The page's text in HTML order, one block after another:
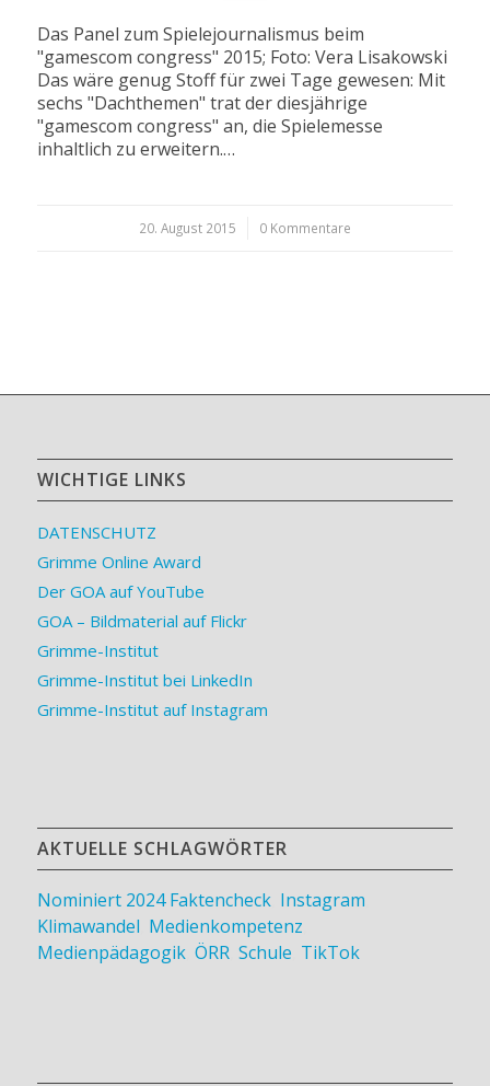
Das Panel zum Spielejournalismus beim
"gamescom congress" 2015; Foto: Vera Lisakowski
Das wäre genug Stoff für zwei Tage gewesen: Mit
sechs "Dachthemen" trat der diesjährige
"gamescom congress" an, die Spielemesse
inhaltlich zu erweitern.…
20. August 2015
/ 0 Kommentare
WICHTIGE LINKS
DATENSCHUTZ
Grimme Online Award
Der GOA auf YouTube
GOA – Bildmaterial auf Flickr
Grimme-Institut
Grimme-Institut bei LinkedIn
Grimme-Institut auf Instagram
AKTUELLE SCHLAGWÖRTER
Nominiert 2024 Faktencheck, Instagram
Klimawandel Medienkompetenz
Medienpädagogik, ÖRR, Schule TikTok